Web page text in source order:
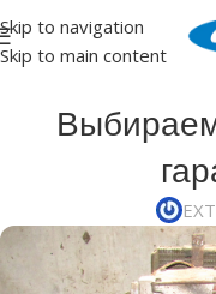
Skip to navigation
Skip to main content